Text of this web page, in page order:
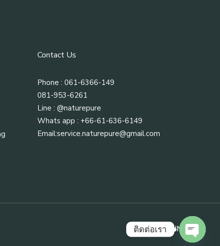
Contact Us
Phone : 061-6366-149
081-953-6261
Line : @naturepure
Whats app : +66-61-636-6149
Email:service.naturepure@gmail.com
FB LINE
ติดต่อเรา